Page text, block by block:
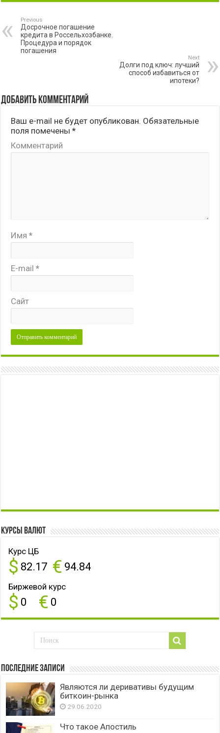
Previous
Досрочное погашение
кредита в Россельхозбанке.
Процедура и порядок
погашения
Next
Долги под ключ: лучший
способ избавиться от
ипотеки?
Добавить комментарий
Ваш e-mail не будет опубликован. Обязательные
поля помечены*
Комментарий
Имя*
E-mail*
Сайт
Курсы валют
Курс ЦБ
$ 82.17 € 94.84
Биржевой курс
$ 0 € 0
Последние записи
Являются ли деривативы будущим
биткоин-рынка
29.06.2020
Что такое Апостиль